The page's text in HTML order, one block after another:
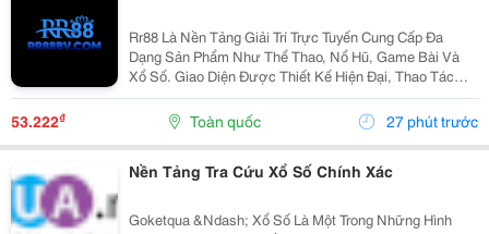
Rr88 Là Nền Tảng Giải Trí Trực Tuyến Cung Cấp Đa
Dạng Sản Phẩm Như Thể Thao, Nổ Hũ, Game Bài Và
Xổ Số. Giao Diện Được Thiết Kế Hiện Đại, Thao Tác
Đơn Giản Và Tối Ưu Trên Nhiều Thiết Bị. Người Dùng
Có Thể Khám Phá Hệ Sinh Thái Giải Trí Đa Dạng Tại...
53.222₫ Toàn quốc 27 phút trước
Nền Tảng Tra Cứu Xổ Số Chính Xác
Goketqua &Ndash; Xổ Số Là Một Trong Những Hình